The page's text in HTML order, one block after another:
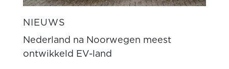
NIEUWS
Nederland na Noorwegen meest
ontwikkeld EV-land